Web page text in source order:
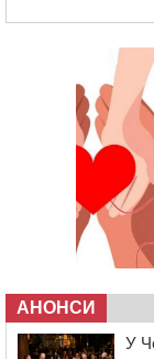
загинула
У
Не
потрібно
У
07 СЕРПНЯ
На
(ФОТО)
ліцею
19:34 На
АНОНСИ
У